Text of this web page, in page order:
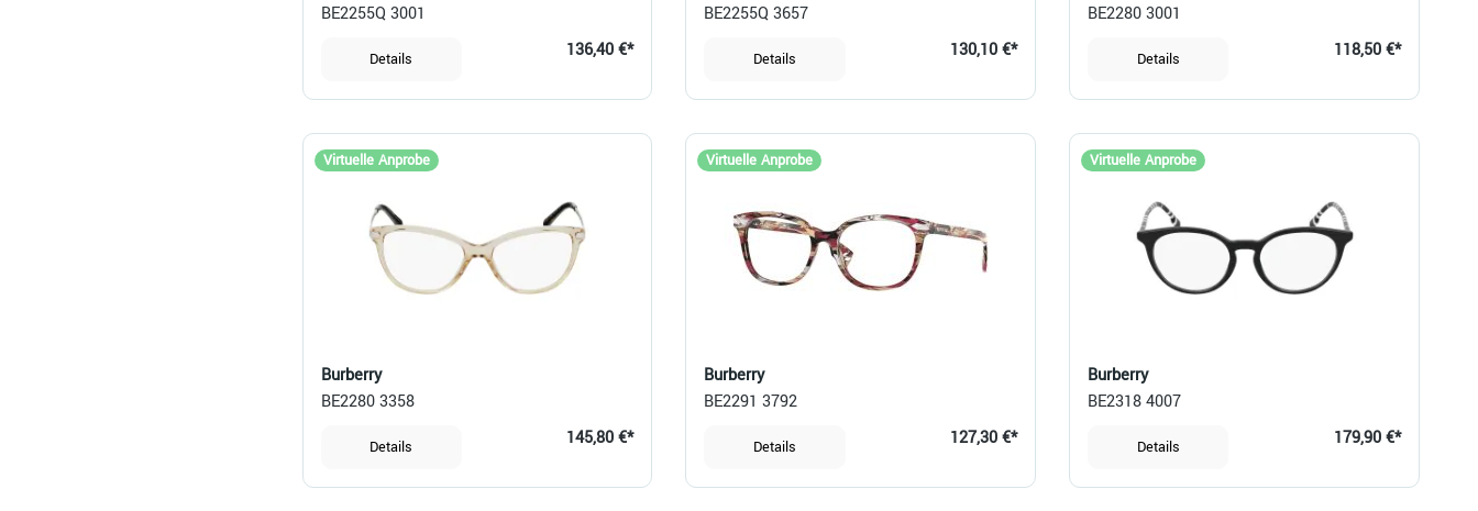
BE2255Q 3001
Details 136,40 €*
BE2255Q 3657
Details 130,10 €*
BE2280 3001
Details 118,50 €*
Virtuelle Anprobe
Burberry
BE2280 3358
Details 145,80 €*
Virtuelle Anprobe
Burberry
BE2291 3792
Details 127,30 €*
Virtuelle Anprobe
Burberry
BE2318 4007
Details 179,90 €*